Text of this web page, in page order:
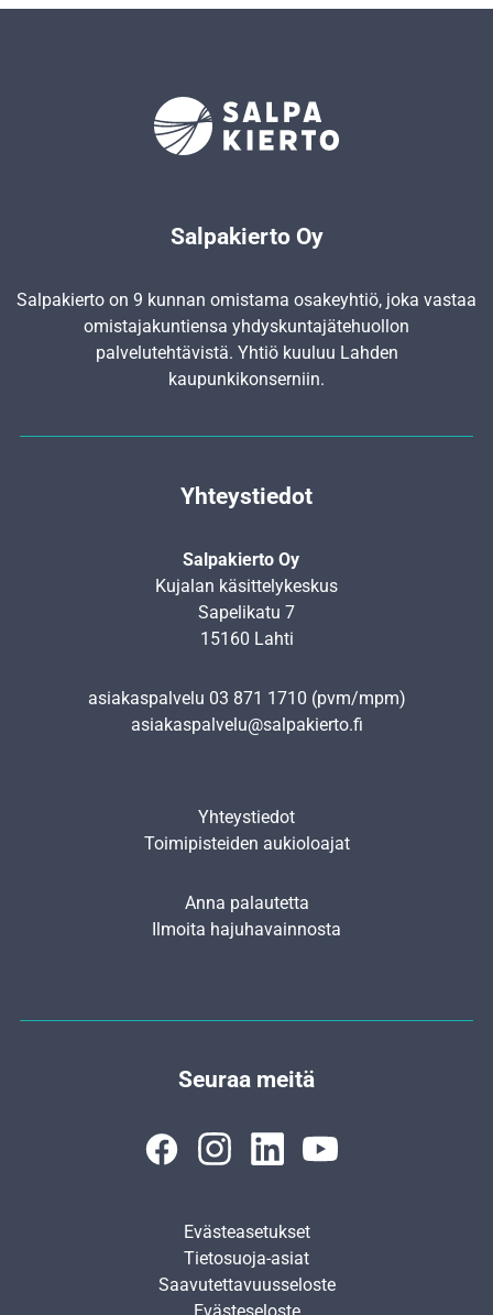
Salpakierto Oy
Salpakierto on 9 kunnan omistama osakeyhtiö, joka vastaa
omistajakuntiensa yhdyskunta­jätehuollon
palvelutehtävistä. Yhtiö kuuluu Lahden
kaupunkikonserniin.
Yhteystiedot
Salpakierto Oy
Kujalan käsittelykeskus
Sapelikatu 7
15160 Lahti
asiakaspalvelu 03 871 1710 (pvm/mpm)
asiakaspalvelu@salpakierto.fi
Yhteystiedot
Toimipisteiden aukioloajat
Anna palautetta
Ilmoita hajuhavainnosta
Seuraa meitä
Evästeasetukset
Tietosuoja-asiat
Saavutettavuusseloste